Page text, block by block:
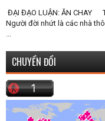
ĐẠI ĐẠO LUẬN: ĂN CHAY
Người đời nhứt là các nhà
CHUYỂN ĐỔI